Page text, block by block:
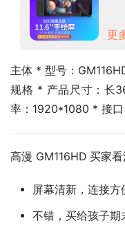
更
主体 * 型号：
规格 * 产品尺寸：长
率：1920*1080 * 接口
高漫 GM116HD 买家看
屏幕清新，连接方
不错，买给孩子期